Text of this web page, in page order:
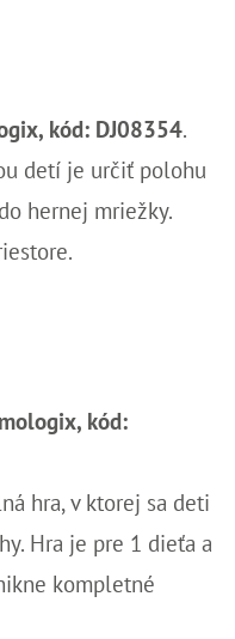
kód: DJ08354.
detí je určiť polohu
hernej mriežky.
kód:
hra, v ktorej sa deti
Hra je pre 1 dieťa a
kompletné